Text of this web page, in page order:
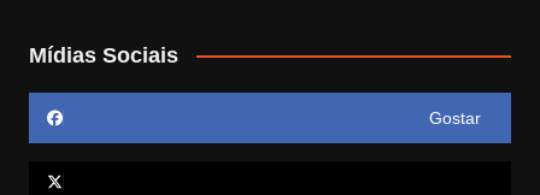
Mídias Sociais
Gostar